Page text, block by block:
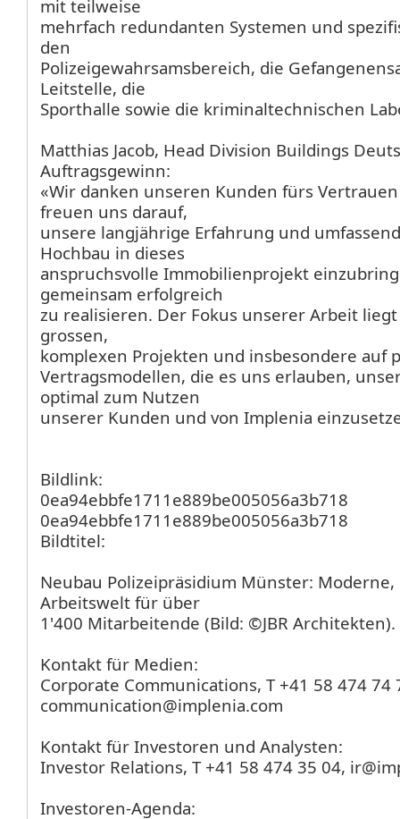
mit teilweise
mehrfach redundanten Systemen und
den
Polizeigewahrsamsbereich, die
Leitstelle, die
Sporthalle sowie die kriminaltechnischen
Matthias Jacob, Head Division Buildings
Auftragsgewinn:
«Wir danken unseren Kunden fürs
freuen uns darauf,
unsere langjährige Erfahrung und
Hochbau in dieses
anspruchsvolle Immobilienprojekt
gemeinsam erfolgreich
zu realisieren. Der Fokus unserer Arbeit
grossen,
komplexen Projekten und insbesondere auf
Vertragsmodellen, die es uns erlauben,
optimal zum Nutzen
unserer Kunden und von Implenia
Bildlink:
0ea94ebbfe1711e889be005056a3b718
0ea94ebbfe1711e889be005056a3b718
Bildtitel:
Neubau Polizeipräsidium Münster:
Arbeitswelt für über
1'400 Mitarbeitende (Bild: ©JBR Architekten).
Kontakt für Medien:
Corporate Communications, T +41 58 474 74
communication@implenia.com
Kontakt für Investoren und Analysten:
Investor Relations, T +41 58 474 35 04,
Investoren-Agenda: